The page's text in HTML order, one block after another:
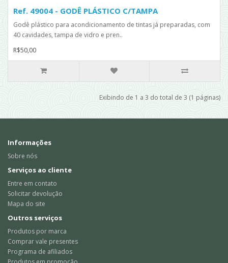
Ref. 49004 - GODÊ PLÁSTICO C/TAMPA
Godê plástico para acondicionamento de tintas já preparadas, com
40 cavidades, tampa de vidro e pren..
R$50,00
Exibindo de 1 a 3 do total de 3 (1 páginas)
Informações
Sobre nós
Serviços ao cliente
Entre em contato
Solicitar devolução
Mapa do site
Outros serviços
Produtos por marca
Comprar vale presentes
Programa de afiliados